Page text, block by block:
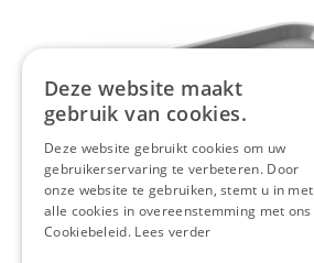
Deze website maakt
gebruik van cookies.
Deze website gebruikt cookies om uw
gebruikerservaring te verbeteren. Door
onze website te gebruiken, stemt u in met
alle cookies in overeenstemming met ons
Cookiebeleid. Lees verder